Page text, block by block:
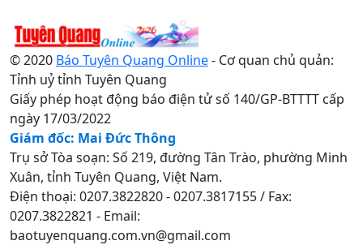
© 2020 Báo Tuyên Quang Online- Cơ quan chủ quản:
Tỉnh uỷ tỉnh Tuyên Quang
Giấy phép hoạt động báo điện tử số 140/GP-BTTTT cấp
ngày 17/03/2022
Giám đốc: Mai Đức Thông
Trụ sở Tòa soạn: Số 219, đường Tân Trào, phường Minh
Xuân, tỉnh Tuyên Quang, Việt Nam.
Điện thoại: 0207.3822820 - 0207.3817155 / Fax:
0207.3822821 - Email:
baotuyenquang.com.vn@gmail.com